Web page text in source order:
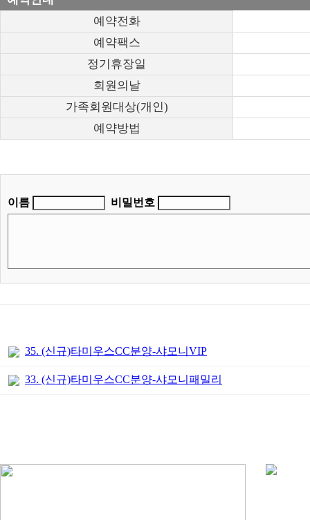
예약전화
예약팩스
정기휴장일
회원의날
가족회원대상(개인)
예약방법
이름 비밀번호
35. (신규)타미우스CC분양-샤모니VIP
33. (신규)타미우스CC분양-샤모니패밀리